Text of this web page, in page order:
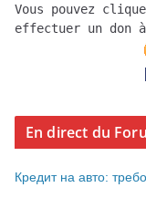
Vous pouvez
effectuer un don
En direct du
Кредит на авто: